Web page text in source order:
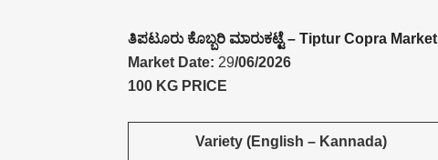
ತಿಪಟೂರು ಕೊಬ್ಬರಿ ಮಾರುಕಟ್ಟೆ – Tiptur Copra Market
Market Date: 29/06/2026
100 KG PRICE
Variety (English – Kannada)